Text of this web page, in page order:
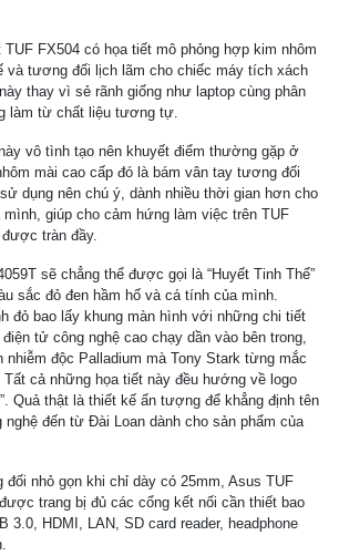
TUF FX504 có họa tiết mô phỏng hợp kim nhôm
và tương đối lịch lãm cho chiếc máy tích xách
thay vì sẻ rãnh giống như laptop cùng phân
làm từ chất liệu tương tự.
vô tình tạo nên khuyết điểm thường gặp ở
mài cao cấp đó là bám vân tay tương đối
dụng nên chú ý, dành nhiều thời gian hơn cho
giúp cho cảm hứng làm việc trên TUF
được tràn đầy.
sẽ chẳng thể được gọi là “Huyết Tinh Thể”
sắc đỏ đen hầm hố và cá tính của mình.
đỏ bao lấy khung màn hình với những chi tiết
tử công nghệ cao chạy dần vào bên trong,
nhiễm độc Palladium mà Tony Stark từng mắc
Tất cả những họa tiết này đều hướng về logo
Quả thật là thiết kế ấn tượng để khẳng định tên
nghệ đến từ Đài Loan dành cho sản phẩm của
nhỏ gọn khi chỉ dày có 25mm, Asus TUF
trang bị đủ các cổng kết nối cần thiết bao
3.0, HDMI, LAN, SD card reader, headphone